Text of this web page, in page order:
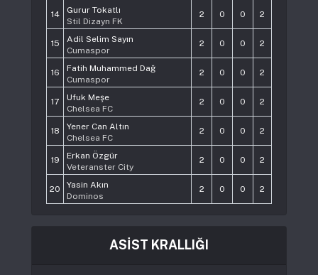
14
Gurur Tokatlı
Stil Dizayn FK
2 0 0 2
15
Adil Selim Sayın
Cumaspor
2 0 0 2
16
Fatih Muhammed Dağ
Cumaspor
2 0 0 2
17
Ufuk Meşe
Chelsea FC
2 0 0 2
18
Yener Can Altın
Chelsea FC
2 0 0 2
19
Erkan Özgür
Veteranster City
2 0 0 2
20
Yasin Akın
Dominos
2 0 0 2
ASİST KRALLIĞI